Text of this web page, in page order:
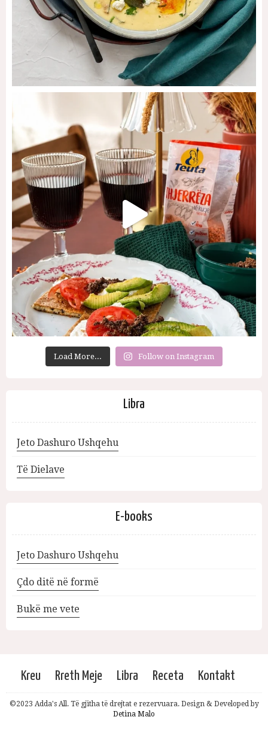
Load More... Follow on Instagram
Libra
Jeto Dashuro Ushqehu
Të Dielave
E-books
Jeto Dashuro Ushqehu
Çdo ditë në formë
Bukë me vete
Kreu Rreth Meje Libra Receta Kontakt
©2023 Adda's All. Të gjitha të drejtat e rezervuara. Design & Developed by
Detina Malo